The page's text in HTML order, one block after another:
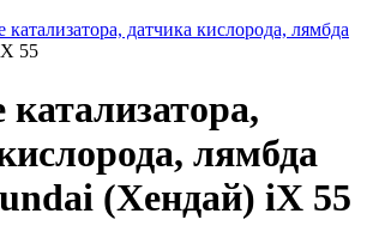
катализатора, датчика кислорода, лямбда
55
катализатора,
лямбда
(Хендай) iX 55